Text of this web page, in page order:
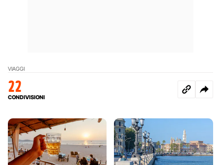
VIAGGI
22
CONDIVISIONI